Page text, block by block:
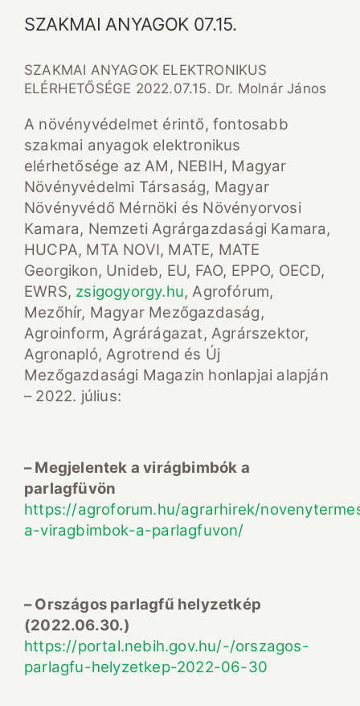
SZAKMAI ANYAGOK 07.15.
SZAKMAI ANYAGOK ELEKTRONIKUS
ELÉRHETŐSÉGE 2022.07.15. Dr. Molnár János
A növényvédelmet érintő, fontosabb
szakmai anyagok elektronikus
elérhetősége az AM, NEBIH, Magyar
Növényvédelmi Társaság, Magyar
Növényvédő Mérnöki és Növényorvosi
Kamara, Nemzeti Agrárgazdasági Kamara,
HUCPA, MTA NOVI, MATE, MATE
Georgikon, Unideb, EU, FAO, EPPO, OECD,
EWRS, zsigogyorgy.hu, Agrofórum,
Mezőhír, Magyar Mezőgazdaság,
Agroinform, Agrárágazat, Agrárszektor,
Agronapló, Agrotrend és Új
Mezőgazdasági Magazin honlapjai alapján
– 2022. július:
– Megjelentek a virágbimbók a
parlagfüvön
https://agroforum.hu/agrarhirek/
a-viragbimbok-a-parlagfuvon/
– Országos parlagfű helyzetkép
(2022.06.30.)
https://portal.nebih.gov.hu/-/orszagos-
parlagfu-helyzetkep-2022-06-30